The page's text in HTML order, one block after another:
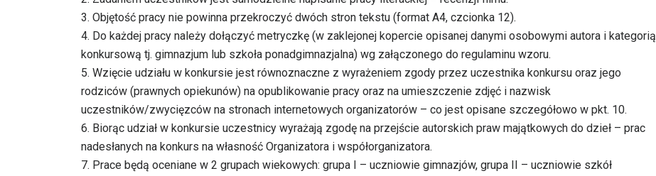
3. Objętość pracy nie powinna przekroczyć dwóch stron tekstu (format A4, czcionka 12).
4. Do każdej pracy należy dołączyć metryczkę (w zaklejonej kopercie opisanej danymi osobowymi autora i kategorią
konkursową tj. gimnazjum lub szkoła ponadgimnazjalna) wg załączonego do regulaminu wzoru.
5. Wzięcie udziału w konkursie jest równoznaczne z wyrażeniem zgody przez uczestnika konkursu oraz jego
rodziców (prawnych opiekunów) na opublikowanie pracy oraz na umieszczenie zdjęć i nazwisk
uczestników/zwycięzców na stronach internetowych organizatorów – co jest opisane szczegółowo w pkt. 10.
6. Biorąc udział w konkursie uczestnicy wyrażają zgodę na przejście autorskich praw majątkowych do dzieł – prac
nadesłanych na konkurs na własność Organizatora i współorganizatora.
7. Prace będą oceniane w 2 grupach wiekowych: grupa I – uczniowie gimnazjów, grupa II – uczniowie szkół